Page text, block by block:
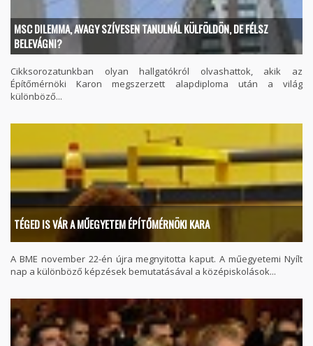
MSC DILEMMA, AVAGY SZÍVESEN TANULNÁL KÜLFÖLDÖN, DE FÉLSZ
BELEVÁGNI?
Cikksorozatunkban olyan hallgatókról olvashattok, akik az
Építőmérnöki Karon megszerzett alapdiploma után a világ
különböző...
TÉGED IS VÁR A MŰEGYETEM ÉPÍTŐMÉRNÖKI KARA
A BME november 22-én újra megnyitotta kaput. A műegyetemi Nyílt
nap a különböző képzések bemutatásával a középiskolások...